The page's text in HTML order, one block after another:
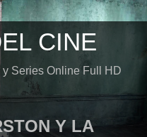
CINE
Series Online Full HD
Y LA